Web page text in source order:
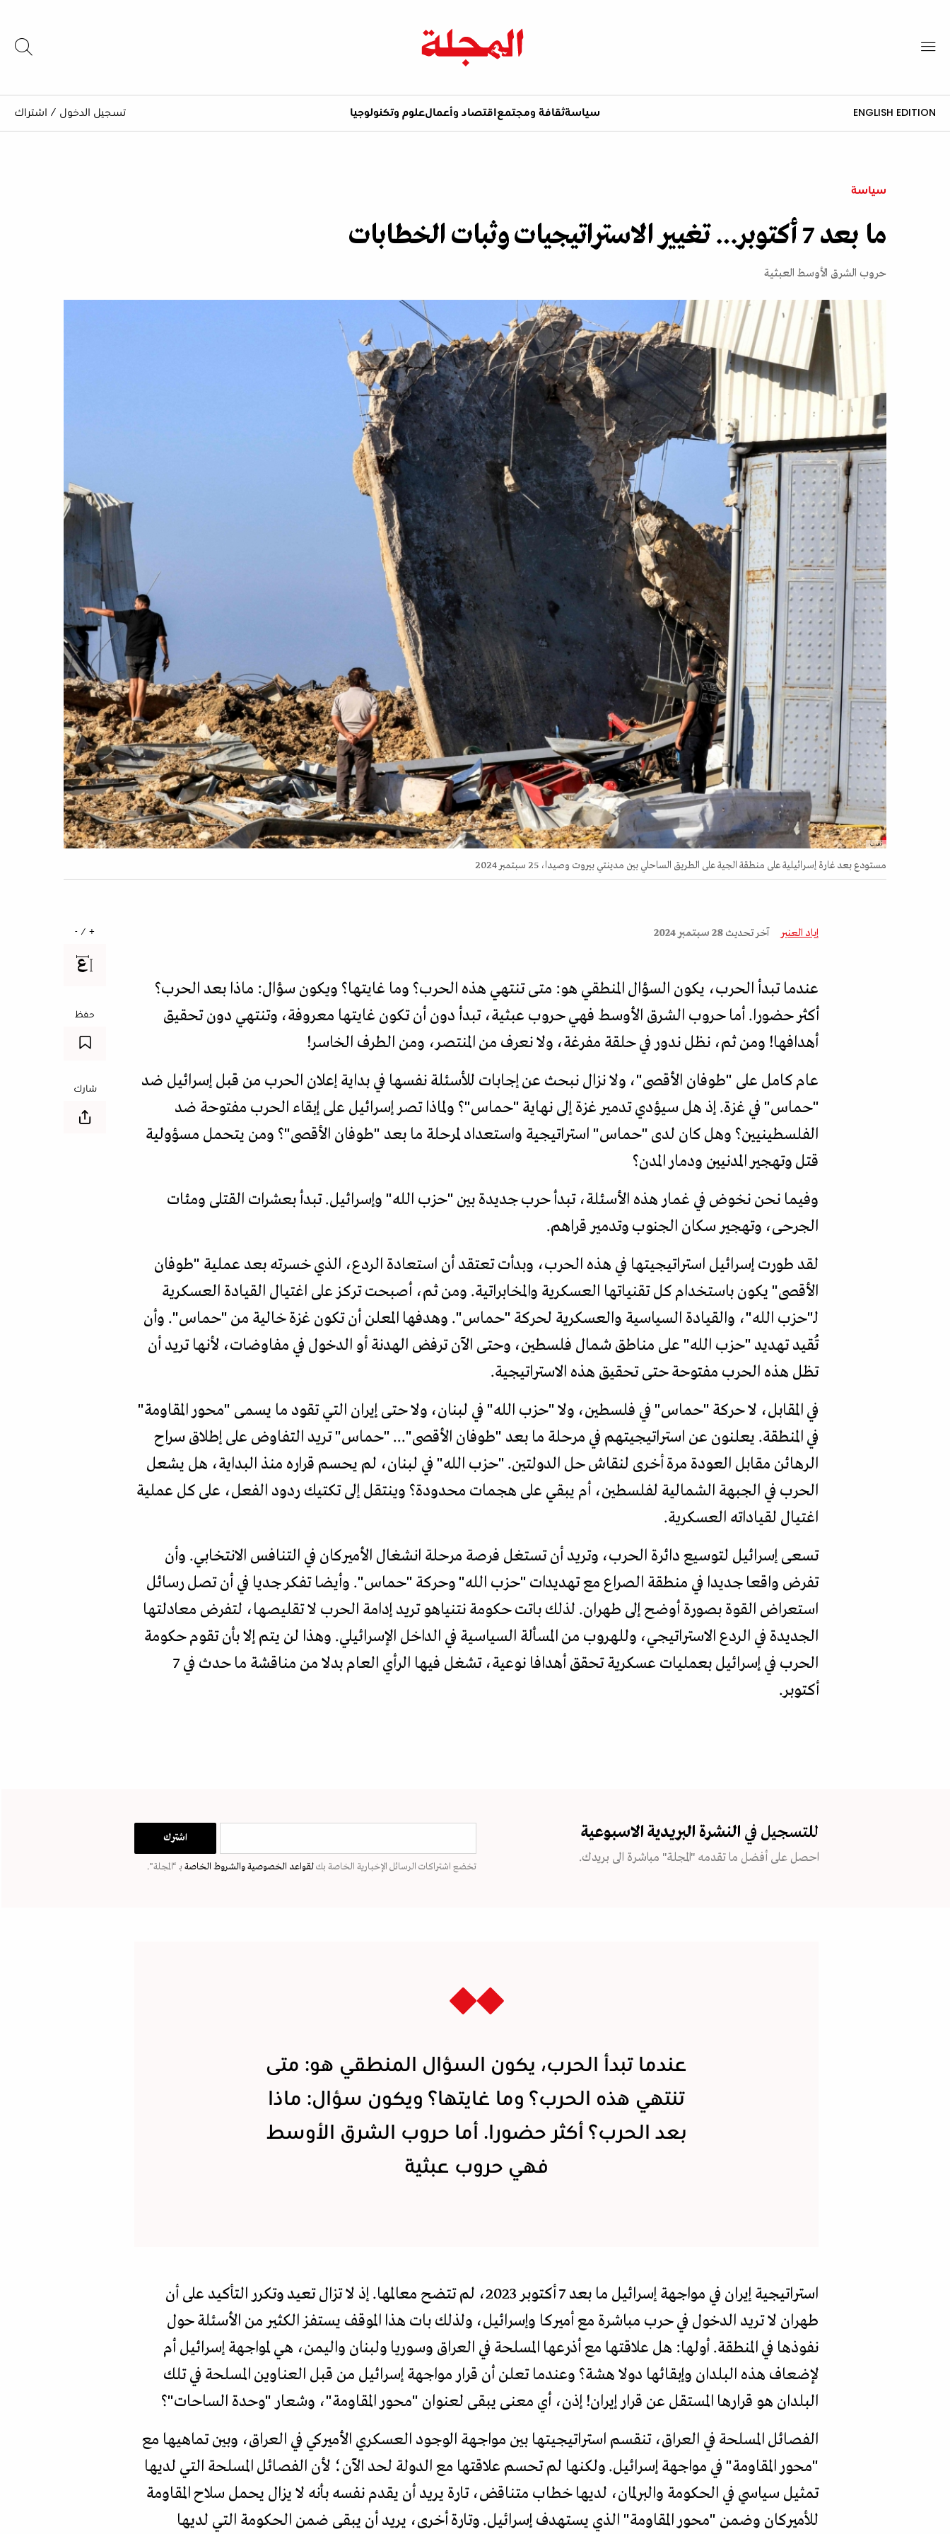
ENGLISH EDITION سياسةثقافة ومجتمع اقتصاد وأعمالعلوم وتكنولوجيا تسجيل الدخول / اشتراك
سياسة
ما بعد 7 أكتوبر… تغيير الاستراتيجيات وثبات الخطابات
حروب الشرق الأوسط العبثية
أ.ف.ب
مستودع بعد غارة إسرائيلية على منطقة الجية على الطريق الساحلي بين مدينتي بيروت وصيدا، 25 سبتمبر 2024
إياد العنبر آخر تحديث 28 سبتمبر 2024
عندما تبدأ الحرب، يكون السؤال المنطقي هو: متى تنتهي هذه الحرب؟ وما غايتها؟ ويكون سؤال: ماذا بعد الحرب؟
أكثر حضورا. أما حروب الشرق الأوسط فهي حروب عبثية، تبدأ دون أن تكون غايتها معروفة، وتنتهي دون تحقيق
أهدافها! ومن ثم، نظل ندور في حلقة مفرغة، ولا نعرف من المنتصر، ومن الطرف الخاسر!
عام كامل على "طوفان الأقصى"، ولا نزال نبحث عن إجابات للأسئلة نفسها في بداية إعلان الحرب من قبل إسرائيل ضد
"حماس" في غزة. إذ هل سيؤدي تدمير غزة إلى نهاية "حماس"؟ ولماذا تصر إسرائيل على إبقاء الحرب مفتوحة ضد
الفلسطينيين؟ وهل كان لدى "حماس" استراتيجية واستعداد لمرحلة ما بعد "طوفان الأقصى"؟ ومن يتحمل مسؤولية
قتل وتهجير المدنيين ودمار المدن؟
وفيما نحن نخوض في غمار هذه الأسئلة، تبدأ حرب جديدة بين "حزب الله" وإسرائيل. تبدأ بعشرات القتلى ومئات
الجرحى، وتهجير سكان الجنوب وتدمير قراهم.
لقد طورت إسرائيل استراتيجيتها في هذه الحرب، وبدأت تعتقد أن استعادة الردع، الذي خسرته بعد عملية "طوفان
الأقصى" يكون باستخدام كل تقنياتها العسكرية والمخابراتية. ومن ثم، أصبحت تركز على اغتيال القيادة العسكرية
لـ"حزب الله"، والقيادة السياسية والعسكرية لحركة "حماس". وهدفها المعلن أن تكون غزة خالية من "حماس". وأن
تُقيد تهديد "حزب الله" على مناطق شمال فلسطين، وحتى الآن ترفض الهدنة أو الدخول في مفاوضات، لأنها تريد أن
تظل هذه الحرب مفتوحة حتى تحقيق هذه الاستراتيجية.
في المقابل، لا حركة "حماس" في فلسطين، ولا "حزب الله" في لبنان، ولا حتى إيران التي تقود ما يسمى "محور المقاومة"
في المنطقة. يعلنون عن استراتيجيتهم في مرحلة ما بعد "طوفان الأقصى"... "حماس" تريد التفاوض على إطلاق سراح
الرهائن مقابل العودة مرة أخرى لنقاش حل الدولتين. "حزب الله" في لبنان، لم يحسم قراره منذ البداية، هل يشعل
الحرب في الجبهة الشمالية لفلسطين، أم يبقي على هجمات محدودة؟ وينتقل إلى تكتيك ردود الفعل، على كل عملية
اغتيال لقياداته العسكرية.
تسعى إسرائيل لتوسيع دائرة الحرب، وتريد أن تستغل فرصة مرحلة انشغال الأميركان في التنافس الانتخابي. وأن
تفرض واقعا جديدا في منطقة الصراع مع تهديدات "حزب الله" وحركة "حماس". وأيضا تفكر جديا في أن تصل رسائل
استعراض القوة بصورة أوضح إلى طهران. لذلك باتت حكومة نتنياهو تريد إدامة الحرب لا تقليصها، لتفرض معادلتها
الجديدة في الردع الاستراتيجي، وللهروب من المسألة السياسية في الداخل الإسرائيلي. وهذا لن يتم إلا بأن تقوم حكومة
الحرب في إسرائيل بعمليات عسكرية تحقق أهدافا نوعية، تشغل فيها الرأي العام بدلا من مناقشة ما حدث في 7
أكتوبر.
للتسجيل في النشرة البريدية الاسبوعية
احصل على أفضل ما تقدمه "المجلة" مباشرة الى بريدك.
تخضع اشتراكات الرسائل الإخبارية الخاصة بكلقواعد الخصوصيةوالشروط الخاصة بـ “المجلة".
عندما تبدأ الحرب، يكون السؤال المنطقي هو: متى
تنتهي هذه الحرب؟ وما غايتها؟ ويكون سؤال: ماذا
بعد الحرب؟ أكثر حضورا. أما حروب الشرق الأوسط
فهي حروب عبثية
استراتيجية إيران في مواجهة إسرائيل ما بعد 7 أكتوبر 2023، لم تتضح معالمها. إذ لا تزال تعيد وتكرر التأكيد على أن
طهران لا تريد الدخول في حرب مباشرة مع أميركا وإسرائيل، ولذلك بات هذا الموقف يستفز الكثير من الأسئلة حول
نفوذها في المنطقة. أولها: هل علاقتها مع أذرعها المسلحة في العراق وسوريا ولبنان واليمن، هي لمواجهة إسرائيل أم
لإضعاف هذه البلدان وإبقائها دولا هشة؟ وعندما تعلن أن قرار مواجهة إسرائيل من قبل العناوين المسلحة في تلك
البلدان هو قرارها المستقل عن قرار إيران! إذن، أي معنى يبقى لعنوان "محور المقاومة"، وشعار "وحدة الساحات"؟
الفصائل المسلحة في العراق، تنقسم استراتيجيتها بين مواجهة الوجود العسكري الأميركي في العراق، وبين تماهيها مع
"محور المقاومة" في مواجهة إسرائيل. ولكنها لم تحسم علاقتها مع الدولة لحد الآن؛ لأن الفصائل المسلحة التي لديها
تمثيل سياسي في الحكومة والبرلمان، لديها خطاب متناقض، تارة يريد أن يقدم نفسه بأنه لا يزال يحمل سلاح المقاومة
للأميركان وضمن "محور المقاومة" الذي يستهدف إسرائيل. وتارة أخرى، يريد أن يبقى ضمن الحكومة التي لديها
+ / -
حفظ
شارك